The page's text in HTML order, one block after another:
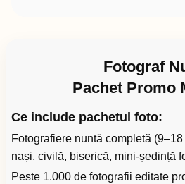
Fotograf
Pachet Promo
Ce include pachetul foto:
Fotografiere nuntă completă
nași, civilă, biserică, mini-ședință
Peste 1.000 de fotografii editate